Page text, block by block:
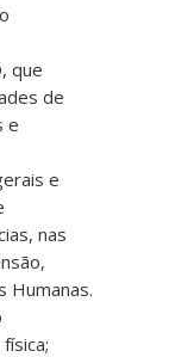
que
de
e
e
nas
Humanas.